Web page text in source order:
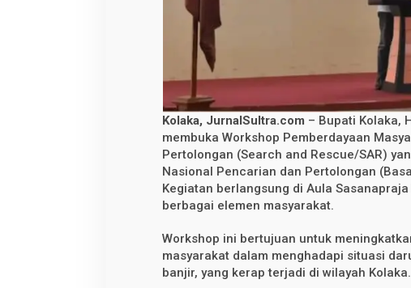
a
r
g
L
e
w
a
t
o
r
k
s
h
Kolaka, JurnalSultra.com – Bupati Kolaka,
membuka Workshop Pemberdayaan
Pertolongan (Search and Rescue/SAR)
Nasional Pencarian dan Pertolongan
Kegiatan berlangsung di Aula
berbagai elemen masyarakat.
Workshop ini bertujuan untuk
masyarakat dalam menghadapi situasi
banjir, yang kerap terjadi di wilayah Kolaka.